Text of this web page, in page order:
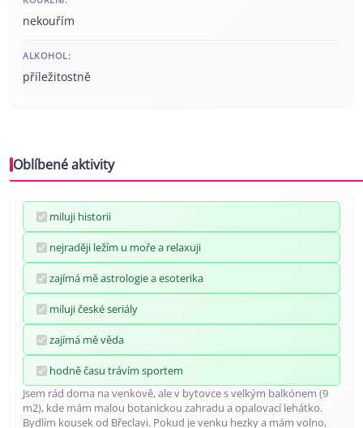
nekouřím
ALKOHOL:
příležitostně
Oblíbené aktivity
miluji historii
nejraději ležím u moře a relaxuji
zajímá mě astrologie a esoterika
miluji české seriály
zajímá mě věda
hodně času trávím sportem
Jsem rád doma na venkově, ale v bytovce s velkým balkónem (9
m2), kde mám malou botanickou zahradu a opalovací lehátko.
Bydlím kousek od Břeclavi. Pokud je venku hezky a mám volno,